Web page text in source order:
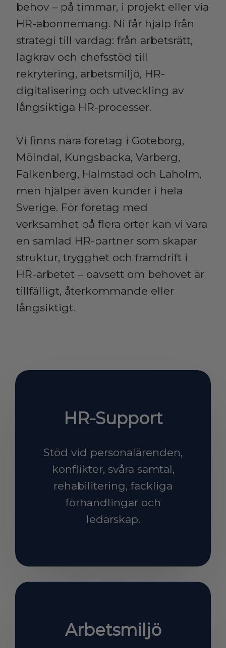
behov – på timmar, i projekt eller via
HR-abonnemang. Ni får hjälp från
strategi till vardag: från arbetsrätt,
lagkrav och chefsstöd till
rekrytering, arbetsmiljö, HR-
digitalisering och utveckling av
långsiktiga HR-processer.
Vi finns nära företag i Göteborg,
Mölndal, Kungsbacka, Varberg,
Falkenberg, Halmstad och Laholm,
men hjälper även kunder i hela
Sverige. För företag med
verksamhet på flera orter kan vi vara
en samlad HR-partner som skapar
struktur, trygghet och framdrift i
HR-arbetet – oavsett om behovet är
tillfälligt, återkommande eller
långsiktigt.
HR-Support
Stöd vid personalärenden,
konflikter, svåra samtal,
rehabilitering, fackliga
förhandlingar och
ledarskap.
Arbetsmiljö